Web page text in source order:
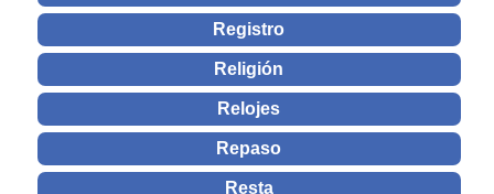
Registro
Religión
Relojes
Repaso
Resta